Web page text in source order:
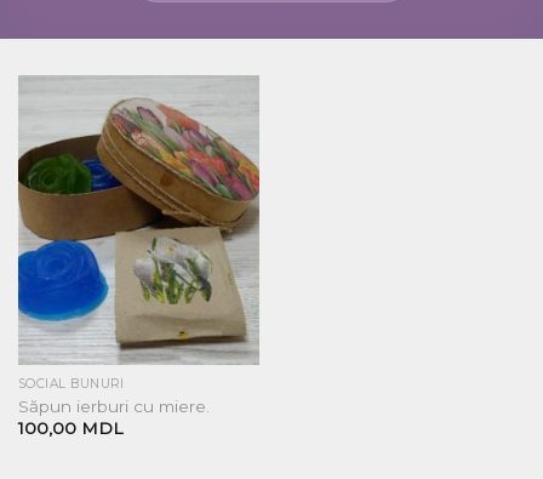
Добавить
в список
желаний
SOCIAL BUNURI
Săpun ierburi cu miere.
100,00 MDL